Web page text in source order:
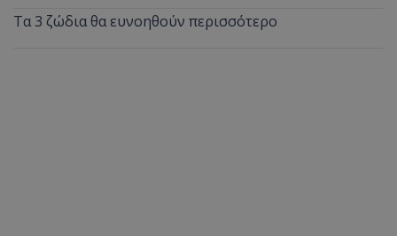
Τα 3 ζώδια θα ευνοηθούν περισσότερο